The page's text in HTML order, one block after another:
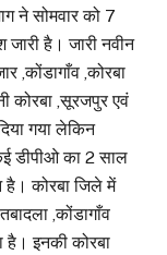
ने सोमवार को 7
है। जारी नवीन
,कोंडागाँव ,कोरबा
कोरबा ,सूरजपुर एवं
गया लेकिन
डीपीओ का 2 साल
है। कोरबा जिले में
,कोंडागाँव
है। इनकी कोरबा